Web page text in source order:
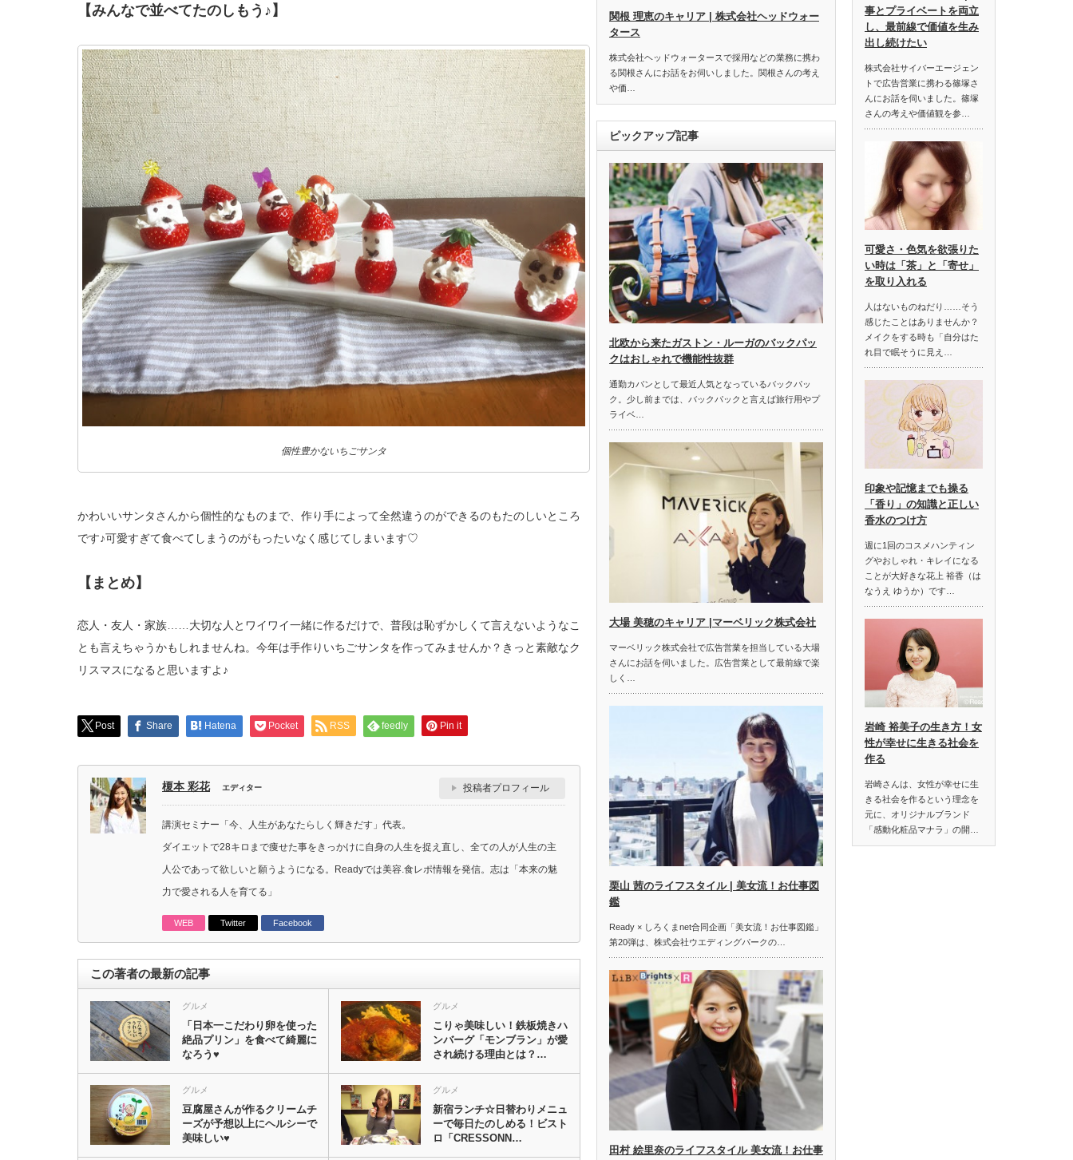
【みんなで並べてたのしもう♪】
個性豊かないちごサンタ
かわいいサンタさんから個性的なものまで、作り手によって全然違うのができるのもたのしいところ
です♪可愛すぎて食べてしまうのがもったいなく感じてしまいます♡
【まとめ】
恋人・友人・家族……大切な人とワイワイ一緒に作るだけで、普段は恥ずかしくて言えないようなこ
とも言えちゃうかもしれませんね。今年は手作りいちごサンタを作ってみませんか？きっと素敵なク
リスマスになると思いますよ♪
Post Share Hatena Pocket RSS feedly Pin it
榎本 彩花 エディター 投稿者プロフィール
講演セミナー「今、人生があなたらしく輝きだす」代表。
ダイエットで28キロまで痩せた事をきっかけに自身の人生を捉え直し、全ての人が人生の主
人公であって欲しいと願うようになる。Readyでは美容.食レポ情報を発信。志は「本来の魅
力で愛される人を育てる」
WEB Twitter Facebook
この著者の最新の記事
グルメ
「日本一こだわり卵を使った
絶品プリン」を食べて綺麗に
なろう♥
グルメ
こりゃ美味しい！鉄板焼きハ
ンバーグ「モンブラン」が愛
され続ける理由とは？…
グルメ
豆腐屋さんが作るクリームチ
ーズが予想以上にヘルシーで
美味しい♥
グルメ
新宿ランチ☆日替わりメニュ
ーで毎日たのしめる！ビスト
ロ「CRESSONN…
関根 理恵のキャリア | 株式会社ヘッドウォー
タース
株式会社ヘッドウォータースで採用などの業務に携わ
る関根さんにお話をお伺いしました。関根さんの考え
や価…
ピックアップ記事
北欧から来たガストン・ルーガのバックパッ
クはおしゃれで機能性抜群
通勤カバンとして最近人気となっているバックパッ
ク。少し前までは、バックパックと言えば旅行用やプ
ライベ…
大場 美穂のキャリア |マーベリック株式会社
マーベリック株式会社で広告営業を担当している大場
さんにお話を伺いました。広告営業として最前線で楽
しく…
栗山 茜のライフスタイル | 美女流！お仕事図
鑑
Ready × しろくまnet合同企画「美女流！お仕事図鑑」
第20弾は、株式会社ウエディングパークの…
田村 絵里奈のライフスタイル 美女流！お仕事
事とプライベートを両立
し、最前線で価値を生み
出し続けたい
株式会社サイバーエージェン
トで広告営業に携わる篠塚さ
んにお話を伺いました。篠塚
さんの考えや価値観を参…
可愛さ・色気を欲張りた
い時は「茶」と「寄せ」
を取り入れる
人はないものねだり……そう
感じたことはありませんか？
メイクをする時も「自分はた
れ目で眠そうに見え…
印象や記憶までも操る
「香り」の知識と正しい
香水のつけ方
週に1回のコスメハンティン
グやおしゃれ・キレイになる
ことが大好きな花上 裕香（は
なうえ ゆうか）です…
岩崎 裕美子の生き方！女
性が幸せに生きる社会を
作る
岩崎さんは、女性が幸せに生
きる社会を作るという理念を
元に、オリジナルブランド
「感動化粧品マナラ」の開…